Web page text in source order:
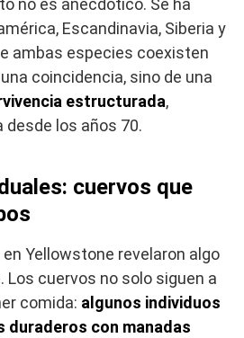
no es anecdótico. Se ha
Escandinavia, Siberia y
ambas especies coexisten
coincidencia, sino de una
estructurada,
los años 70.
cuervos que
Yellowstone revelaron algo
cuervos no solo siguen a
comida: algunos individuos
duraderos con manadas